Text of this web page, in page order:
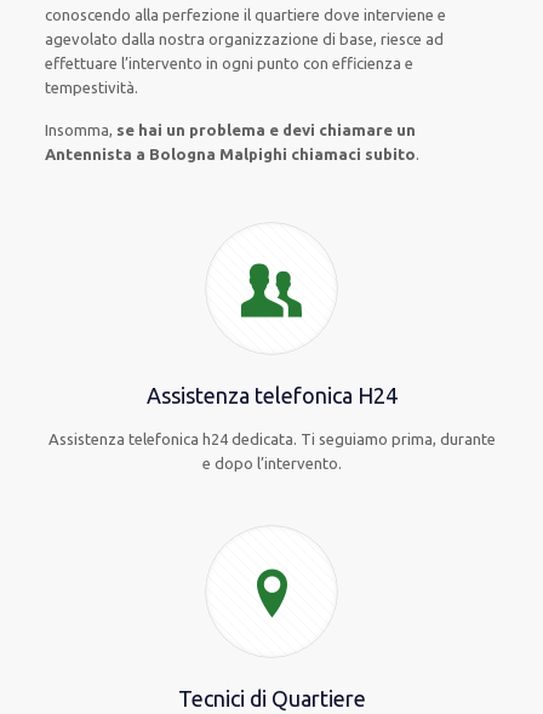
conoscendo alla perfezione il quartiere dove interviene e
agevolato dalla nostra organizzazione di base, riesce ad
effettuare l’intervento in ogni punto con efficienza e
tempestività.
Insomma, se hai un problema e devi chiamare un
Antennista a Bologna Malpighi chiamaci subito.
Assistenza telefonica H24
Assistenza telefonica h24 dedicata. Ti seguiamo prima, durante
e dopo l’intervento.
Tecnici di Quartiere